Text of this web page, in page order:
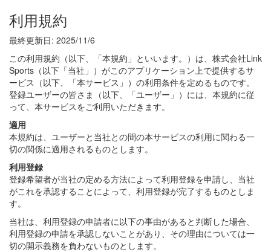
利用規約
最終更新日: 2025/11/6
この利用規約（以下、「本規約」といいます。）は、株式会社Link
Sports（以下「当社」）がこのアプリケーション上で提供するサ
ービス（以下、「本サービス」）の利用条件を定めるものです。
登録ユーザーの皆さま（以下、「ユーザー」）には、本規約に従
って、本サービスをご利用いただきます。
適用
本規約は、ユーザーと当社との間の本サービスの利用に関わる一
切の関係に適用されるものとします。
利用登録
登録希望者が当社の定める方法によって利用登録を申請し、当社
がこれを承認することによって、利用登録が完了するものとしま
す。
当社は、利用登録の申請者に以下の事由があると判断した場合、
利用登録の申請を承認しないことがあり、その理由については一
切の開示義務を負わないものとします。